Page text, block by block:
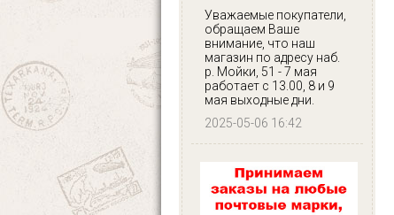
Уважаемые покупатели,
обращаем Ваше
внимание, что наш
магазин по адресу наб.
р. Мойки, 51 - 7 мая
работает с 13.00, 8 и 9
мая выходные дни.
2025-05-06 16:42